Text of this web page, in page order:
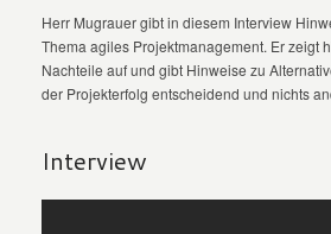
Herr Mugrauer gibt in diesem Interview
Thema agiles Projektmanagement. Er zeigt
Nachteile auf und gibt Hinweise zu
der Projekterfolg entscheidend und nichts
Interview